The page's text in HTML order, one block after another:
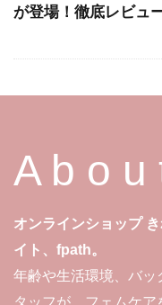
が登場！徹底レビュ
A b o u
オンラインショップ
イト、fpath。
年齢や生活環境、バッ